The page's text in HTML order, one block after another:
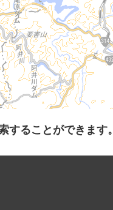
ることができます。